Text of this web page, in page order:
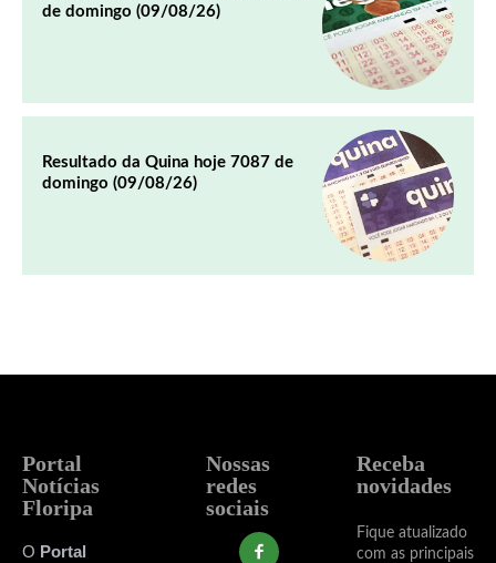
de domingo (09/08/26)
Resultado da Quina hoje 7087 de
domingo (09/08/26)
Portal
Notícias
Floripa
O Portal
Nossas
redes
sociais
Receba
novidades
Fique atualizado
com as principais